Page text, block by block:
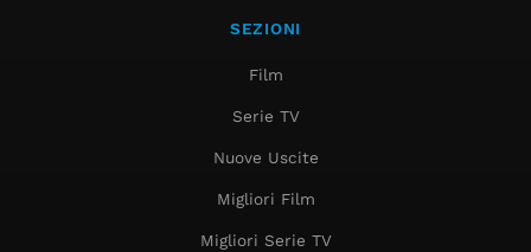
SEZIONI
Film
Serie TV
Nuove Uscite
Migliori Film
Migliori Serie TV